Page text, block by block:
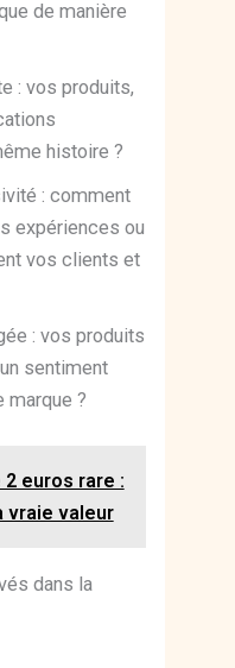
de manière
: vos produits,
histoire ?
: comment
expériences ou
vos clients et
: vos produits
sentiment
marque ?
2 euros rare :
vraie valeur
dans la